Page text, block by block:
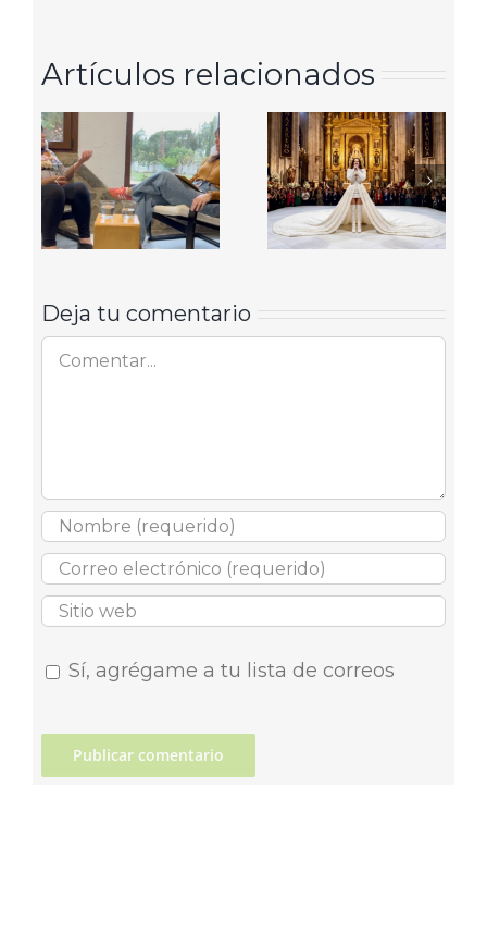
Artículos relacionados
Deja tu comentario
Comentar
Sí, agrégame a tu lista de correos